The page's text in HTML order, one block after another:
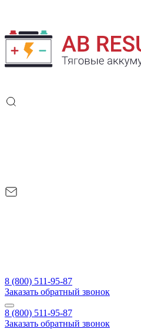
8 (800) 511-95-87
Заказать обратный звонок
8 (800) 511-95-87
Заказать обратный звонок